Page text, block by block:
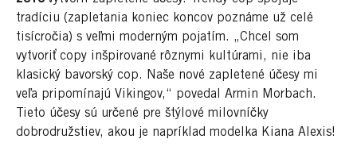
tradíciu (zapletania koniec koncov poznáme už celé
tisícročia) s veľmi moderným pojatím. „Chcel som
vytvoriť copy inšpirované rôznymi kultúrami, nie iba
klasický bavorský cop. Naše nové zapletené účesy mi
veľa pripomínajú Vikingov,“ povedal Armin Morbach.
Tieto účesy sú určené pre štýlové milovníčky
dobrodružstiev, akou je napríklad modelka Kiana Alexis!